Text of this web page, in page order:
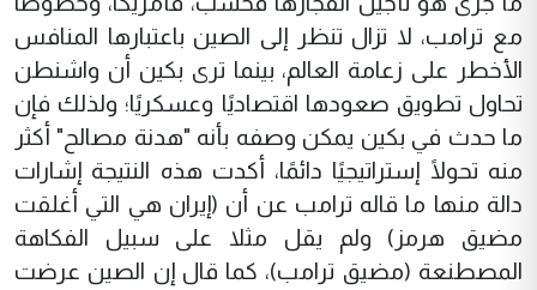
مع ترامب، لا تزال تنظر إلى الصين باعتبارها المنافس
الأخطر على زعامة العالم، بينما ترى بكين أن واشنطن
تحاول تطويق صعودها اقتصاديًا وعسكريًا؛ ولذلك فإن
ما حدث في بكين يمكن وصفه بأنه "هدنة مصالح" أكثر
منه تحولًا إستراتيجيًا دائمًا، أكدت هذه النتيجة إشارات
دالة منها ما قاله ترامب عن أن (إيران هي التي أغلقت
مضيق هرمز) ولم يقل مثلا على سبيل الفكاهة
المصطنعة (مضيق ترامب)، كما قال إن الصين عرضت